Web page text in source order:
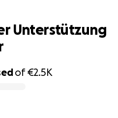
of€2.5K
Unterstützung